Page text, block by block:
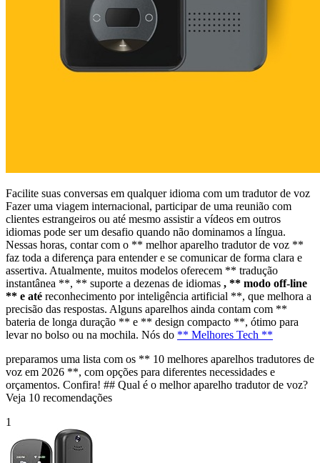
Facilite suas conversas em qualquer idioma com um tradutor de voz
Fazer uma viagem internacional, participar de uma reunião com
clientes estrangeiros ou até mesmo assistir a vídeos em outros
idiomas pode ser um desafio quando não dominamos a língua.
Nessas horas, contar com o ** melhor aparelho tradutor de voz **
faz toda a diferença para entender e se comunicar de forma clara e
assertiva. Atualmente, muitos modelos oferecem ** tradução
instantânea **, ** suporte a dezenas de idiomas , ** modo off-line
** e até reconhecimento por inteligência artificial **, que melhora a
precisão das respostas. Alguns aparelhos ainda contam com **
bateria de longa duração ** e ** design compacto **, ótimo para
levar no bolso ou na mochila. Nós do ** Melhores Tech **
preparamos uma lista com os ** 10 melhores aparelhos tradutores de
voz em 2026 **, com opções para diferentes necessidades e
orçamentos. Confira! ## Qual é o melhor aparelho tradutor de voz?
Veja 10 recomendações
1